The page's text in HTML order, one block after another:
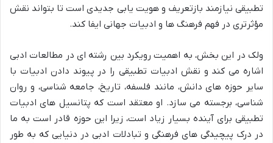
تطبیقی نیازمند بازتعریف و هویت یابی جدیدی است تا بتواند نقش
مؤثرتری در فهم فرهنگ ها و ادبیات جهانی ایفا کند.
ولک در این بخش، به اهمیت رویکرد بین رشته ای در مطالعات ادبی
اشاره می کند و نقش ادبیات تطبیقی را در پیوند دادن ادبیات با
سایر حوزه های دانش، مانند فلسفه، تاریخ، جامعه شناسی، و روان
شناسی، برجسته می سازد. او معتقد است که پتانسیل های ادبیات
تطبیقی برای آینده بسیار زیاد است، زیرا این حوزه قادر است به ما
در درک پیچیدگی های فرهنگی و تبادلات ادبی در دنیایی که به طور